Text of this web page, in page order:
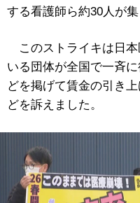
する看護師ら約30人が集
このストライキは日本
いる団体が全国で一斉
どを掲げて賃金の引き
どを訴えました。